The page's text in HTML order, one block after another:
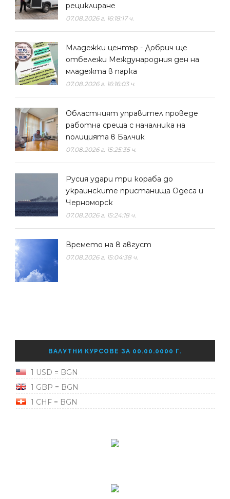
рециклиране
07.08.2026 г. 16:18:17 ч.
Младежки център - Добрич ще
отбележи Международния ден на
младежта в парка
07.08.2026 г. 16:16:03 ч.
Областният управител проведе
работна среща с началника на
полицията в Балчик
07.08.2026 г. 15:25:35 ч.
Русия удари три кораба до
украинските пристанища Одеса и
Черноморск
07.08.2026 г. 15:24:18 ч.
Времето на 8 август
07.08.2026 г. 15:04:38 ч.
ВАЛУТНИ КУРСОВЕ ЗА 00.00.0000 Г.
1 USD = BGN
1 GBP = BGN
1 CHF = BGN